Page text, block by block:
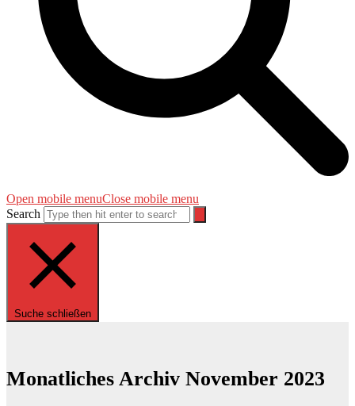
Open mobile menuClose mobile menu
Search
Suche schließen
Monatliches Archiv November 2023